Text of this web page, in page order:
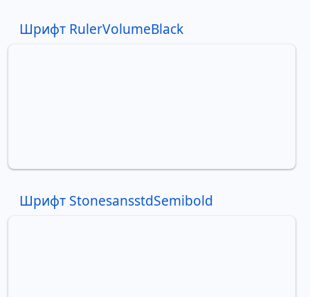
Шрифт RulerVolumeBlack
Шрифт StonesansstdSemibold